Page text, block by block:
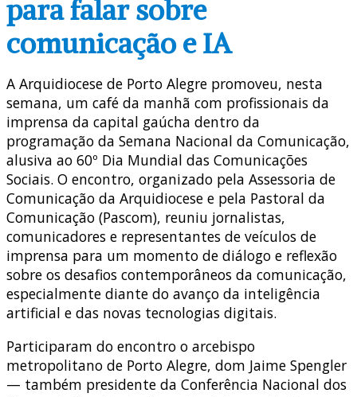
para falar sobre
comunicação e IA
A Arquidiocese de Porto Alegre promoveu, nesta
semana, um café da manhã com profissionais da
imprensa da capital gaúcha dentro da
programação da Semana Nacional da Comunicação,
alusiva ao 60º Dia Mundial das Comunicações
Sociais. O encontro, organizado pela Assessoria de
Comunicação da Arquidiocese e pela Pastoral da
Comunicação (Pascom), reuniu jornalistas,
comunicadores e representantes de veículos de
imprensa para um momento de diálogo e reflexão
sobre os desafios contemporâneos da comunicação,
especialmente diante do avanço da inteligência
artificial e das novas tecnologias digitais.
Participaram do encontro o arcebispo
metropolitano de Porto Alegre, dom Jaime Spengler
— também presidente da Conferência Nacional dos